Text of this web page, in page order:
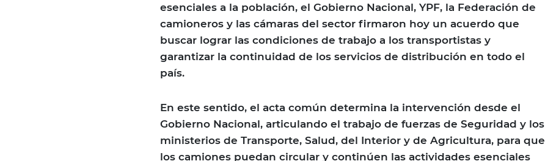
esenciales a la población, el Gobierno Nacional, YPF, la Federación de
camioneros y las cámaras del sector firmaron hoy un acuerdo que
buscar lograr las condiciones de trabajo a los transportistas y
garantizar la continuidad de los servicios de distribución en todo el
país.
En este sentido, el acta común determina la intervención desde el
Gobierno Nacional, articulando el trabajo de fuerzas de Seguridad y los
ministerios de Transporte, Salud, del Interior y de Agricultura, para que
los camiones puedan circular y continúen las actividades esenciales